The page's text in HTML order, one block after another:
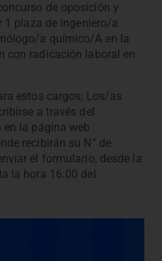
de oposición y
1 plaza de ingeniero/a
a químico/A en la
con radicación laboral en
estos cargos; Los/as
a través del
la página web
recibirán su N° de
el formulario, desde la
la hora 16:00 del